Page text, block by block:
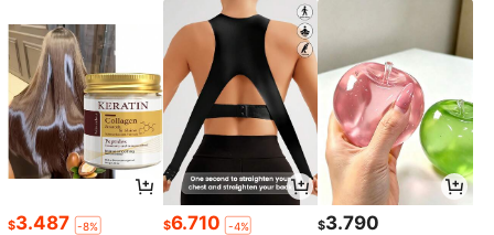
$3.487 -8% $6.710 -4% $3.790